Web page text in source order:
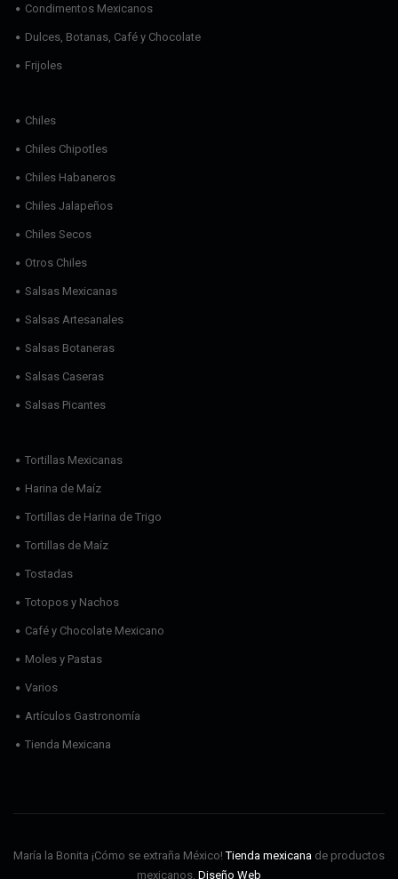
Condimentos Mexicanos
Dulces, Botanas, Café y Chocolate
Frijoles
Chiles
Chiles Chipotles
Chiles Habaneros
Chiles Jalapeños
Chiles Secos
Otros Chiles
Salsas Mexicanas
Salsas Artesanales
Salsas Botaneras
Salsas Caseras
Salsas Picantes
Tortillas Mexicanas
Harina de Maíz
Tortillas de Harina de Trigo
Tortillas de Maíz
Tostadas
Totopos y Nachos
Café y Chocolate Mexicano
Moles y Pastas
Varios
Artículos Gastronomía
Tienda Mexicana
María la Bonita ¡Cómo se extraña México!Tienda mexicana de productos
mexicanos. Diseño Web